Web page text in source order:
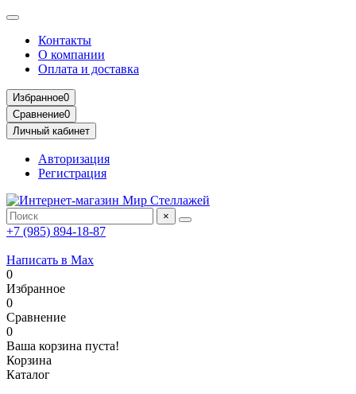
Контакты
О компании
Оплата и доставка
Избранное0
Сравнение0
Личный кабинет
Авторизация
Регистрация
×
+7 (985) 894-18-87
Написать в Max
0
Избранное
0
Сравнение
0
Ваша корзина пуста!
Корзина
Каталог